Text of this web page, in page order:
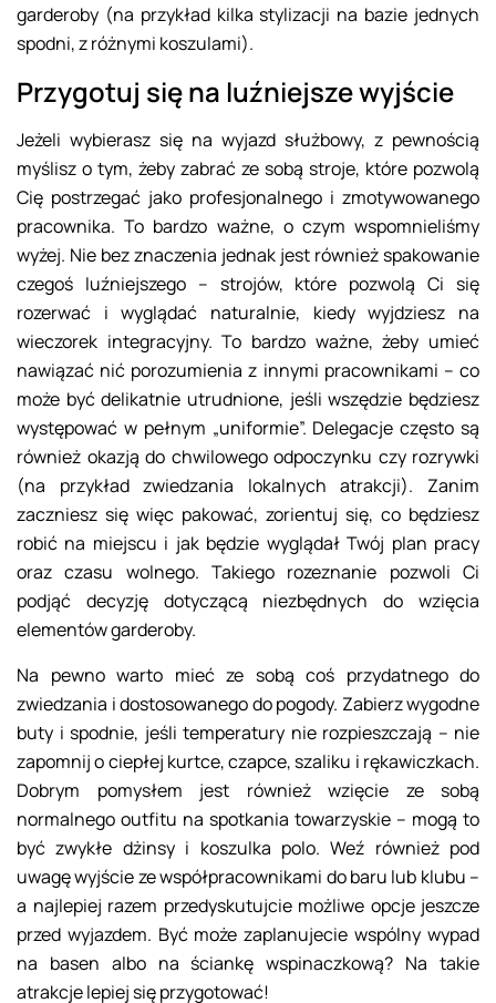
garderoby (na przykład kilka stylizacji na bazie jednych
spodni, z różnymi koszulami).
Przygotuj się na luźniejsze wyjście
Jeżeli wybierasz się na wyjazd służbowy, z pewnością
myślisz o tym, żeby zabrać ze sobą stroje, które pozwolą
Cię postrzegać jako profesjonalnego i zmotywowanego
pracownika. To bardzo ważne, o czym wspomnieliśmy
wyżej. Nie bez znaczenia jednak jest również spakowanie
czegoś luźniejszego – strojów, które pozwolą Ci się
rozerwać i wyglądać naturalnie, kiedy wyjdziesz na
wieczorek integracyjny. To bardzo ważne, żeby umieć
nawiązać nić porozumienia z innymi pracownikami – co
może być delikatnie utrudnione, jeśli wszędzie będziesz
występować w pełnym „uniformie”. Delegacje często są
również okazją do chwilowego odpoczynku czy rozrywki
(na przykład zwiedzania lokalnych atrakcji). Zanim
zaczniesz się więc pakować, zorientuj się, co będziesz
robić na miejscu i jak będzie wyglądał Twój plan pracy
oraz czasu wolnego. Takiego rozeznanie pozwoli Ci
podjąć decyzję dotyczącą niezbędnych do wzięcia
elementów garderoby.
Na pewno warto mieć ze sobą coś przydatnego do
zwiedzania i dostosowanego do pogody. Zabierz wygodne
buty i spodnie, jeśli temperatury nie rozpieszczają – nie
zapomnij o ciepłej kurtce, czapce, szaliku i rękawiczkach.
Dobrym pomysłem jest również wzięcie ze sobą
normalnego outfitu na spotkania towarzyskie – mogą to
być zwykłe dżinsy i koszulka polo. Weź również pod
uwagę wyjście ze współpracownikami do baru lub klubu –
a najlepiej razem przedyskutujcie możliwe opcje jeszcze
przed wyjazdem. Być może zaplanujecie wspólny wypad
na basen albo na ściankę wspinaczkową? Na takie
atrakcje lepiej się przygotować!